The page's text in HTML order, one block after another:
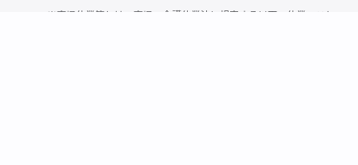
※育児休業等とは、育児・介護休業法に規定する以下の休業のこと